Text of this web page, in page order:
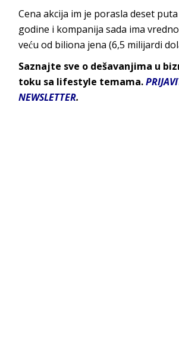
Cena akcija im je porasla deset puta
godine i kompanija sada ima
veću od biliona jena (6,5 milijardi
Saznajte sve o dešavanjima u
toku sa lifestyle temama.
NEWSLETTER.